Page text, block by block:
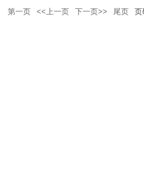
第一页 <<上一页 下一页>> 尾页 页